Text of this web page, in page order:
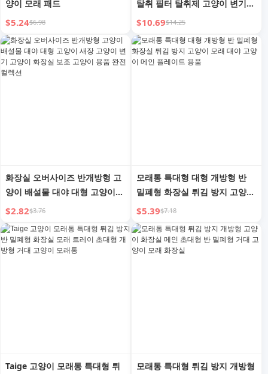
양이 모래 패드
$5.24$6.98
탈취 필터 탈취제 고양이 변기
튀김 방지 거대 모래 트레이 초
대형 고양이 화장실
$10.69$14.25
화장실 오버사이즈 반개방형 고
양이 배설물 대야 대형 고양이
새장 고양이 변기 고양이 화장실
보조 고양이 용품 완전 컬렉션
$2.82$3.76
모래통 특대형 대형 개방형 반
밀폐형 화장실 튀김 방지 고양이
모래 대야 고양이 메인 플레이트
용품
$5.39$7.18
Taige 고양이 모래통 특대형 튀
모래통 특대형 튀김 방지 개방형